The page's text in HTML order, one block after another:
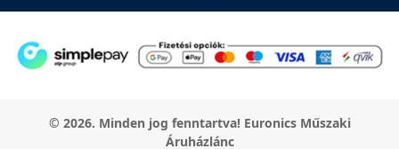
© 2026. Minden jog fenntartva! Euronics Műszaki
Áruházlánc